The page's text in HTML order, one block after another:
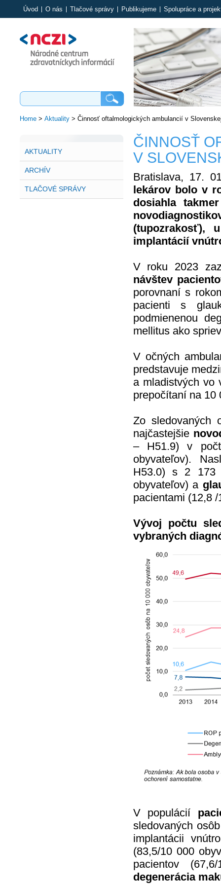
Úvod O nás Tlačové správy Publikujeme Spolupráce a
Home> Aktuality> Činnosť oftalmologických ambulancií v
AKTUALITY
ARCHÍV
TLAČOVÉ SPRÁVY
ČINNOSŤ
V
Bratislava, 17.
lekárov bolo v
dosiahla
(tupozrakosť),
implantácií
V roku 2023
návštev
porovnaní s
pacienti s
podmienenou
mellitus ako
V očných
predstavuje
a mladistvých vo
prepočítaní na 10
Zo
najčastejšie
– H51.9) v
obyvateľov).
H53.0) s 2 173
obyvateľov) a
pacientami (12,8
Vývoj počtu
vybraných
V populácií
sledovaných
implantácii
(83,5/10 000
pacientov
degenerácia